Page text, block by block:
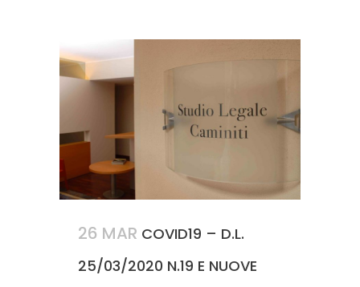
26 MAR COVID19 – D.L.
25/03/2020 N.19 E NUOVE